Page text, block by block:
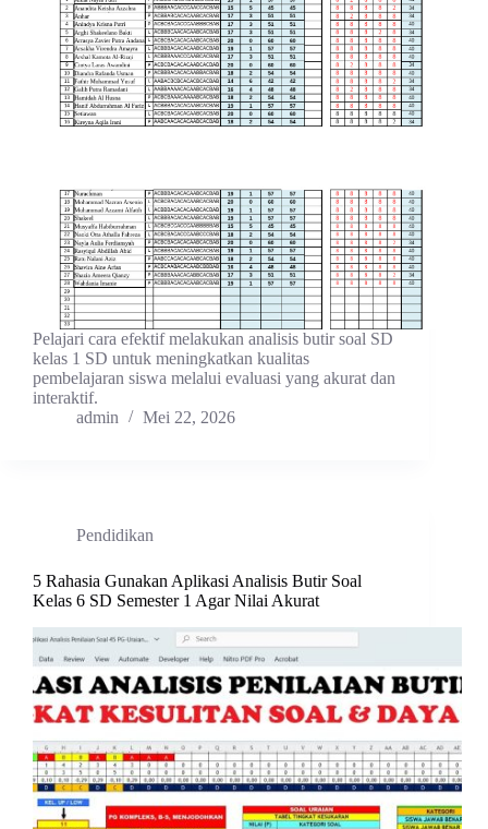
Pelajari cara efektif melakukan analisis butir soal SD
kelas 1 SD untuk meningkatkan kualitas
pembelajaran siswa melalui evaluasi yang akurat dan
interaktif.
admin
Mei 22, 2026
Pendidikan
5 Rahasia Gunakan Aplikasi Analisis Butir Soal
Kelas 6 SD Semester 1 Agar Nilai Akurat